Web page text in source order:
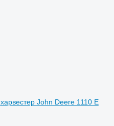
харвестер John Deere 1110 E